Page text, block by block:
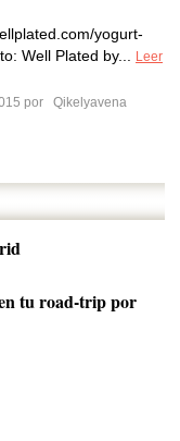
yogurt-
Well Plated by...
Leer
por
Qikelyavena
tu road-trip por